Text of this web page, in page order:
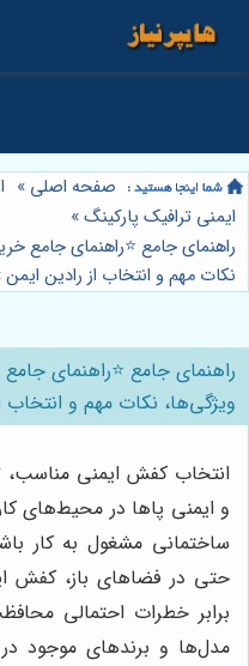
صفحه اصلی »
ایمنی ترافیک پارکینگ»
راهنمای جامع ⭐️راهنمای جامع
نکات مهم و انتخاب از رادین ایمن
راهنمای جامع ⭐️راهنمای
ویژگی‌ها، نکات مهم و انتخاب
انتخاب کفش ایمنی
و ایمنی پاها در محیط‌های
ساختمانی مشغول به کار
حتی در فضاهای باز، کفش
برابر خطرات احتمالی
مدل‌ها و برندهای موجود